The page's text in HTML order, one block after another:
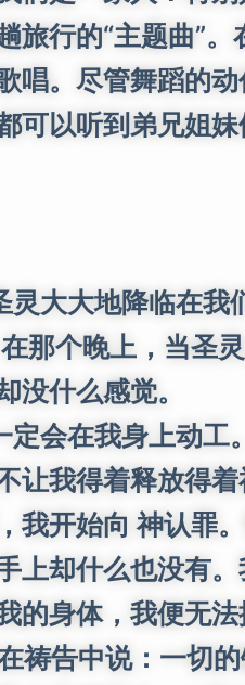
旅行的“主题曲”
唱。尽管舞蹈的
可以听到弟兄姐
大大地降临在我
那个晚上，当圣
没什么感觉。
会在我身上动工
让我得着释放得
我开始向 神认罪
上却什么也没有
的身体，我便无
祷告中说：一切